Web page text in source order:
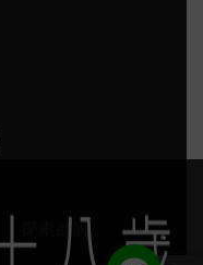
探索品牌